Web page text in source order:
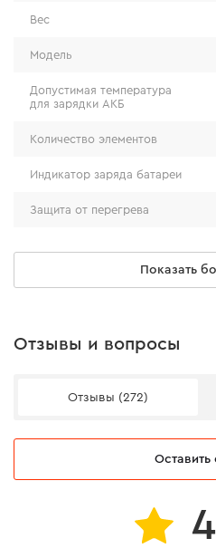
Вес
Модель
Допустимая температура
для зарядки АКБ
Количество элементов
Индикатор заряда батареи
Защита от перегрева
(без АКБ и ЗУ)
Показать
Отзывы и вопросы
Отзывы (272)
Оставить